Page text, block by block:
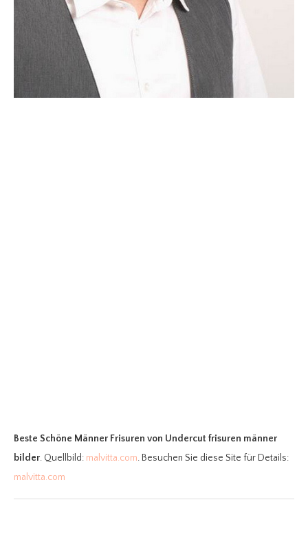
Beste Schöne Männer Frisuren von Undercut frisuren männer
bilder. Quellbild: malvitta.com. Besuchen Sie diese Site für Details:
malvitta.com